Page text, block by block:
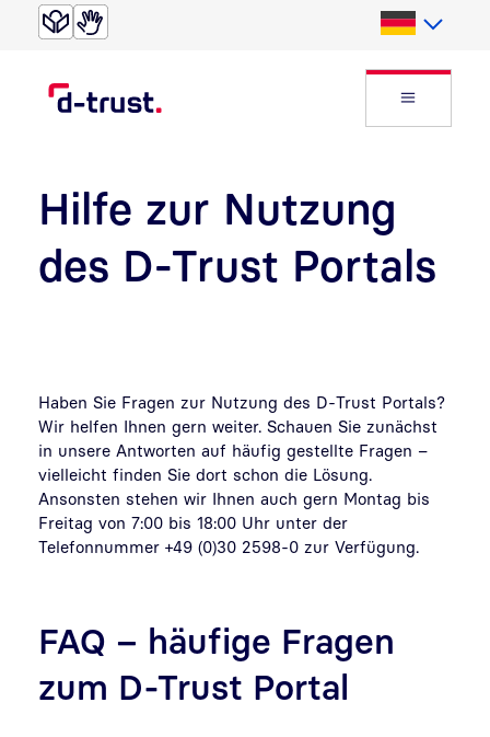
Direkt zur Suche
Direkt zum Inhalt
Deutsch
Hilfe zur Nutzung
des D-Trust Portals
Haben Sie Fragen zur Nutzung des D-Trust Portals?
Wir helfen Ihnen gern weiter. Schauen Sie zunächst
in unsere Antworten auf häufig gestellte Fragen –
vielleicht finden Sie dort schon die Lösung.
Ansonsten stehen wir Ihnen auch gern Montag bis
Freitag von 7:00 bis 18:00 Uhr unter der
Telefonnummer +49 (0)30 2598-0 zur Verfügung.
FAQ – häufige Fragen
zum D-Trust Portal